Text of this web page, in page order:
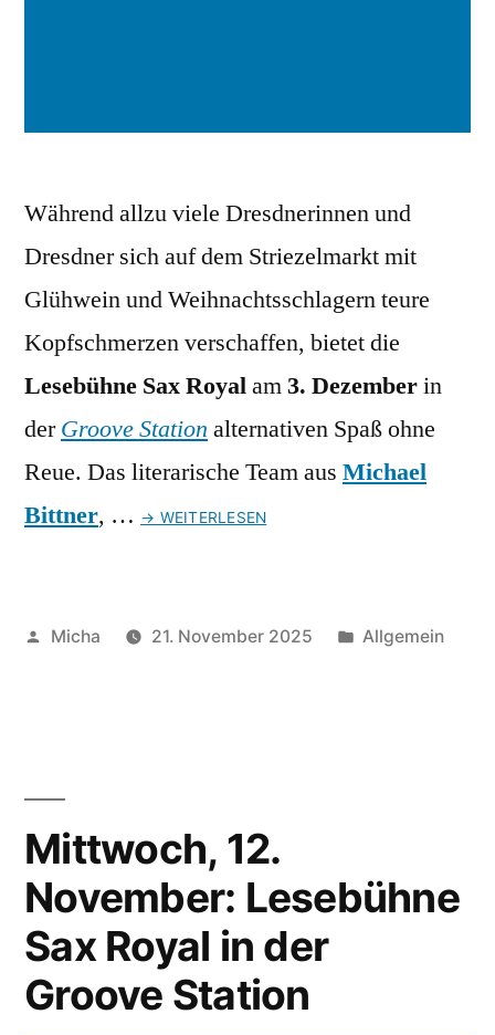
Während allzu viele Dresdnerinnen und
Dresdner sich auf dem Striezelmarkt mit
Glühwein und Weihnachtsschlagern teure
Kopfschmerzen verschaffen, bietet die
Lesebühne Sax Royalam3. Dezemberin
derGroove Station alternativen Spaß ohne
Reue. Das literarische Team aus Michael
Bittner, … → WEITERLESEN
Veröffentlicht
Micha 21. November 2025
Veröffentlicht
Allgemein
Mittwoch, 12.
November: Lesebühne
Sax Royal in der
Groove Station